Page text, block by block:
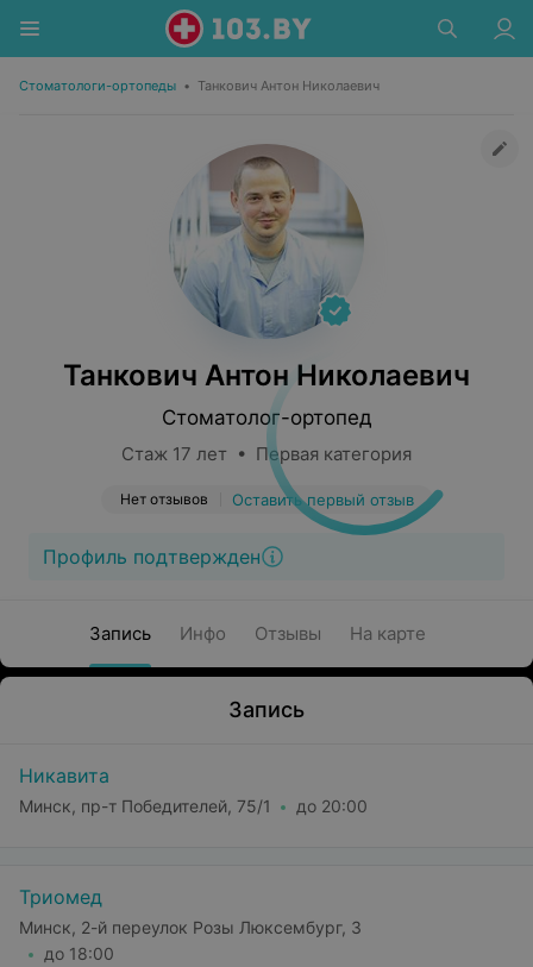
Стоматологи-ортопеды • Танкович Антон Николаевич
Танкович Антон Николаевич
Стоматолог-ортопед
Стаж 17 лет • Первая категория
Нет отзывов Оставить первый отзыв
Профиль подтвержден
Запись Инфо Отзывы На карте
Запись
Никавита
Минск, пр-т Победителей, 75/1 до 20:00
Триомед
Минск, 2-й переулок Розы Люксембург, 3
до 18:00